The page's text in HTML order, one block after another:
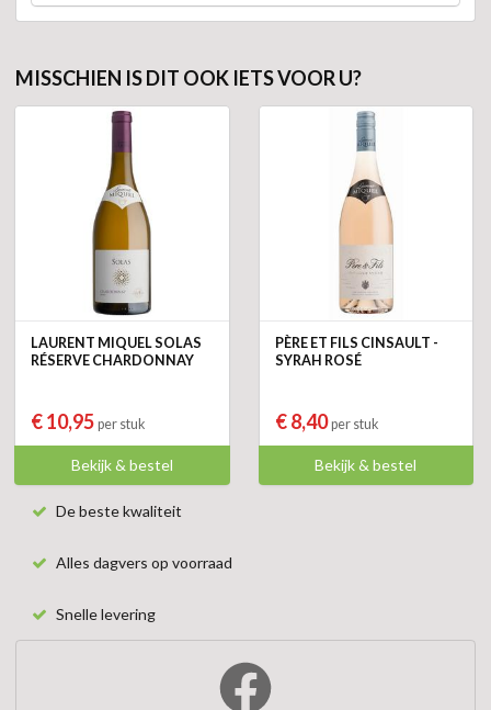
MISSCHIEN IS DIT OOK IETS VOOR U?
LAURENT MIQUEL SOLAS
RÉSERVE CHARDONNAY
€ 10,95 per stuk
Bekijk & bestel
PÈRE ET FILS CINSAULT -
SYRAH ROSÉ
€ 8,40per stuk
Bekijk & bestel
De beste kwaliteit
Alles dagvers op voorraad
Snelle levering